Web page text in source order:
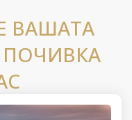
ВАШАТА
ПОЧИВКА